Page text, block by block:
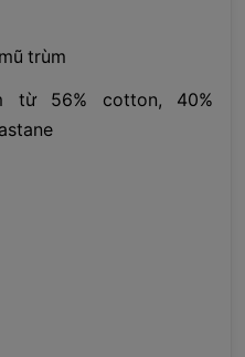
trùm
từ 56% cotton, 40%